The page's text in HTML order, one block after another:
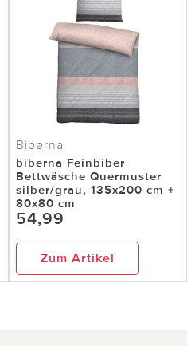
Biberna
biberna Feinbiber
Bettwäsche Quermuster
silber/grau, 135x200 cm +
80x80 cm
54,99
Zum Artikel